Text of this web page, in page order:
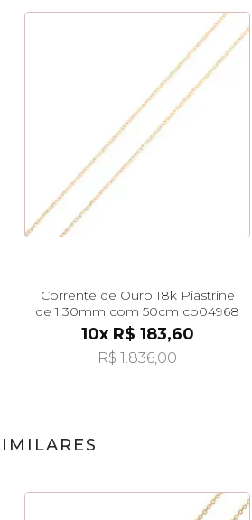
Corrente de Ouro 18k Piastrine
de 1,30mm com 50cm co04968
10x R$ 183,60
R$ 1.836,00